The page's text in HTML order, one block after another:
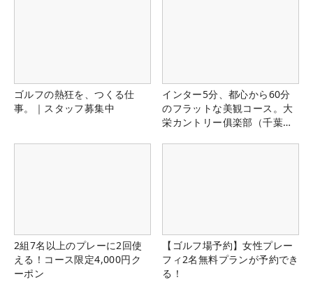
ゴルフの熱狂を、つくる仕
事。｜スタッフ募集中
インター5分、都心から60分
のフラットな美観コース。大
栄カントリー俱楽部（千葉
2組7名以上のプレーに2回使
える！コース限定4,000円ク
ーポン
【ゴルフ場予約】女性プレー
フィ2名無料プランが予約でき
る！